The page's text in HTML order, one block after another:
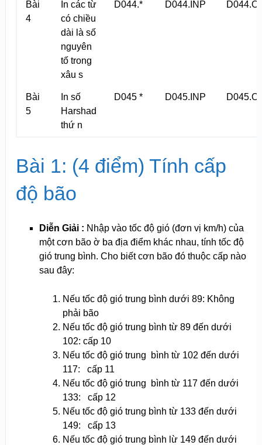
Bài
4
In các từ
có chiều
dài là số
nguyên
tố trong
xâu s
D044.* D044.INP
Bài
5
In số
Harshad
thứ n
D045 * D045.INP
Bài 1: (4 điểm) Tính cấp
độ bão
Diễn Giải : Nhập vào tốc độ gió (đơn vị km/h) của
một cơn bão ờ ba địa điểm khác nhau, tính tốc độ
gió trung bình. Cho biết cơn bão đó thuộc cấp nào
sau đây:
Nếu tốc độ gió trung bình dưới 89: Không
phải bão
Nếu tốc độ gió trung bình từ 89 đến dưới
102: cấp 10
Nếu tốc độ gió trung bình từ 102 đến dưới
117: cấp 11
Nếu tốc độ gió trung bình từ 117 đến dưới
133: cấp 12
Nếu tốc độ gió trung bình từ 133 đến dưới
149: cấp 13
Nếu tốc độ gió trung bình lừ 149 đến dưới